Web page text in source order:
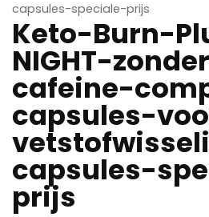
capsules-speciale-prijs
Keto-Burn-
NIGHT-
cafeine-
capsules-
capsules-
prijs